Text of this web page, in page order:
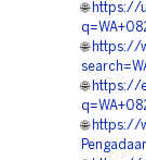
🌐 https://
🌐 https://
🌐 https://
🌐 https://